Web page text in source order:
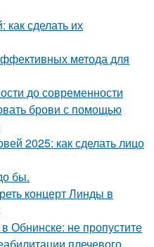
сделать их
метода для
до современности
брови с помощью
2025: как сделать лицо
бы.
концерт Линды в
не пропустите